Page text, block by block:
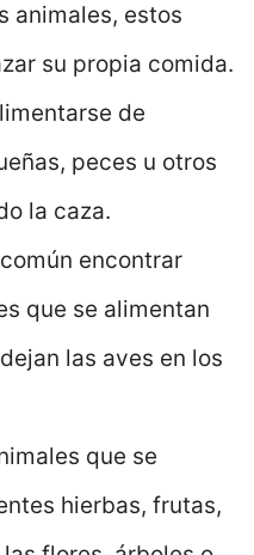
animales, estos
su propia comida.
de
peces u otros
la caza.
encontrar
que se alimentan
las aves en los
que se
hierbas, frutas,